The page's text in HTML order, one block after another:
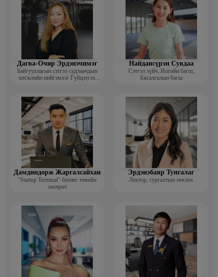
Дагва-Очир Эрдэнэчимэг
Байгууллагын сэтгэл судлаачдын
хөгжлийн нийгэмлэг Гүйцэтгэх
Найдансүрэн Сувдаа
Сэтгэл зүйч, Иогийн багш,
Бясалгалын багш
Дамдиндорж Жаргалсайхан
"Startup Terminal" бизнес төвийн
захирал
Эрдэнэбаяр Тунгалаг
Лектор, сургалтын зөвлөх